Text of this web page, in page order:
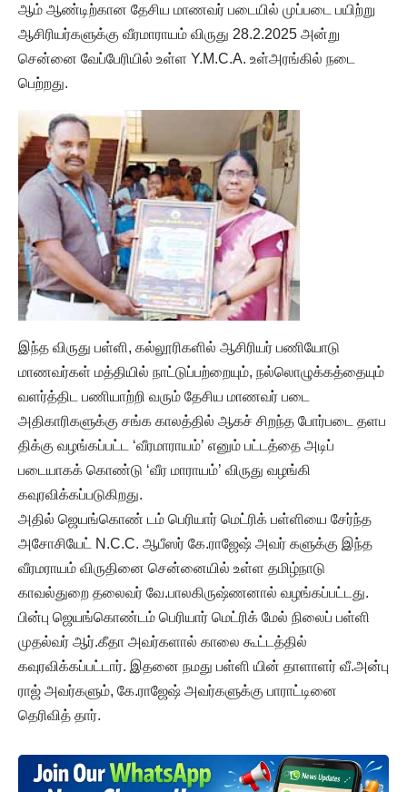
ஆம் ஆண்டிற்கான தேசிய மாணவர் படையில் முப்படை பயிற்று
ஆசிரியர்களுக்கு வீரமாராயம் விருது 28.2.2025 அன்று
சென்னை வேப்பேரியில் உள்ள Y.M.C.A. உள்அரங்கில் நடை
பெற்றது.
இந்த விருது பள்ளி, கல்லூரிகளில் ஆசிரியர் பணியோடு
மாணவர்கள் மத்தியில் நாட்டுப்பற்றையும், நல்லொழுக்கத்தையும்
வளர்த்திட பணியாற்றி வரும் தேசிய மாணவர் படை
அதிகாரிகளுக்கு சங்க காலத்தில் ஆகச் சிறந்த போர்படை தளப
திக்கு வழங்கப்பட்ட ‘வீரமாராயம்’ எனும் பட்டத்தை அடிப்
படையாகக் கொண்டு ‘வீர மாராயம்’ விருது வழங்கி
கவுரவிக்கப்படுகிறது.
அதில் ஜெயங்கொண் டம் பெரியார் மெட்ரிக் பள்ளியை சேர்ந்த
அசோசியேட் N.C.C. ஆபீஸர் கே.ராஜேஷ் அவர் களுக்கு இந்த
வீரமராயம் விருதினை சென்னையில் உள்ள தமிழ்நாடு
காவல்துறை தலைவர் வே.பாலகிருஷ்ணனால் வழங்கப்பட்டது.
பின்பு ஜெயங்கொண்டம் பெரியார் மெட்ரிக் மேல் நிலைப் பள்ளி
முதல்வர் ஆர்.கீதா அவர்களால் காலை கூட்டத்தில்
கவுரவிக்கப்பட்டார். இதனை நமது பள்ளி யின் தாளாளர் வீ.அன்பு
ராஜ் அவர்களும், கே.ராஜேஷ் அவர்களுக்கு பாராட்டினை
தெரிவித் தார்.